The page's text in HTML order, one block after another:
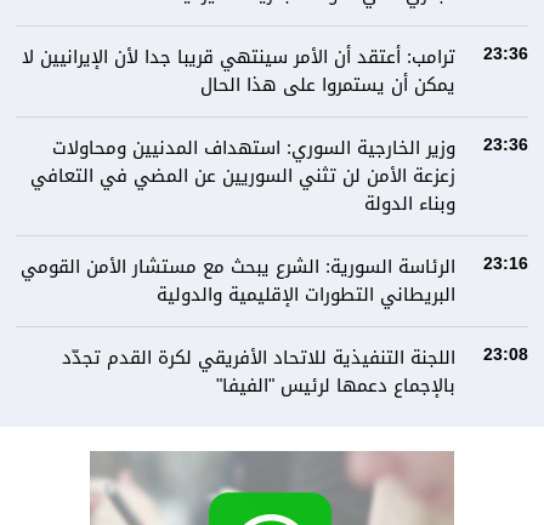
23:36
ترامب: أعتقد أن الأمر سينتهي قريبا جدا لأن الإيرانيين لا
يمكن أن يستمروا على هذا الحال
23:36
وزير الخارجية السوري: استهداف المدنيين ومحاولات
زعزعة الأمن لن تثني السوريين عن المضي في التعافي
وبناء الدولة
23:16
الرئاسة السورية: الشرع يبحث مع مستشار الأمن القومي
البريطاني التطورات الإقليمية والدولية
23:08
اللجنة التنفيذية للاتحاد الأفريقي لكرة القدم تجدّد
بالإجماع دعمها لرئيس "الفيفا"